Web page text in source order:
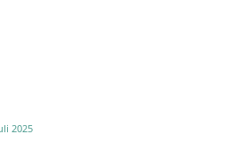
2025